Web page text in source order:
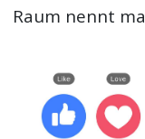
Raum nennt